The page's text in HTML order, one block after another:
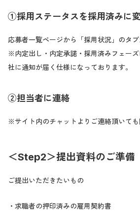
①採用ステータスを採用済みに
応募者一覧ページから「採用状況」のタブ
※内定出し・内定承諾・採用済みフェー
社に通知が届く仕様になっております。
②担当者に連絡
※サイト内のチャットよりご連絡頂いて
＜Step2＞提出資料のご準備
ご提出いただきたいもの
・求職者の押印済みの雇用契約書